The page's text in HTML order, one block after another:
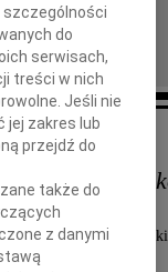
Panu
Fizyki i
szczególności
do
serwisach,
treści w nich
Jeśli nie
jej zakres lub
przejdź do
także do
z danymi